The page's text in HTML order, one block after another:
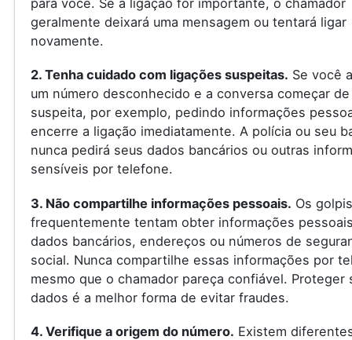
para você. Se a ligação for importante, o chamador
geralmente deixará uma mensagem ou tentará ligar
novamente.
2. Tenha cuidado com ligações suspeitas. Se você
um número desconhecido e a conversa começar
suspeita, por exemplo, pedindo informações
encerre a ligação imediatamente. A polícia ou seu
nunca pedirá seus dados bancários ou outras
sensíveis por telefone.
3. Não compartilhe informações pessoais. Os
frequentemente tentam obter informações
dados bancários, endereços ou números de
social. Nunca compartilhe essas informações por
mesmo que o chamador pareça confiável. Proteger
dados é a melhor forma de evitar fraudes.
4. Verifique a origem do número. Existem